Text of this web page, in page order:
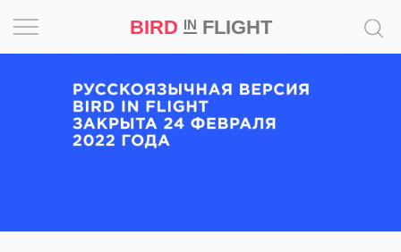
BIRD INFLIGHT